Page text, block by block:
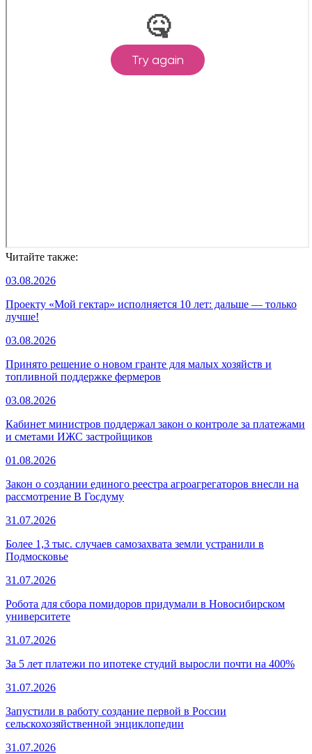
Читайте также:
03.08.2026
Проекту «Мой гектар» исполняется 10 лет: дальше — только
лучше!
03.08.2026
Принято решение о новом гранте для малых хозяйств и
топливной поддержке фермеров
03.08.2026
Кабинет министров поддержал закон о контроле за платежами
и сметами ИЖС застройщиков
01.08.2026
Закон о создании единого реестра агроагрегаторов внесли на
рассмотрение В Госдуму
31.07.2026
Более 1,3 тыс. случаев самозахвата земли устранили в
Подмосковье
31.07.2026
Робота для сбора помидоров придумали в Новосибирском
университете
31.07.2026
За 5 лет платежи по ипотеке студий выросли почти на 400%
31.07.2026
Запустили в работу создание первой в России
сельскохозяйственной энциклопедии
31.07.2026